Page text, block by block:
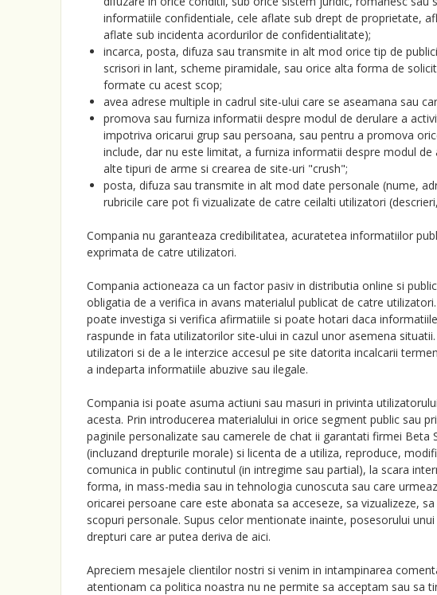
informatiile confidentiale, cele aflate sub drept de proprietate,
aflate sub incidenta acordurilor de confidentialitate);
incarca, posta, difuza sau transmite in alt mod orice tip de
scrisori in lant, scheme piramidale, sau orice alta forma de
formate cu acest scop;
avea adrese multiple in cadrul site-ului care se aseamana sau
promova sau furniza informatii despre modul de derulare a
impotriva oricarui grup sau persoana, sau pentru a promova
include, dar nu este limitat, a furniza informatii despre modul
alte tipuri de arme si crearea de site-uri "crush";
posta, difuza sau transmite in alt mod date personale (nume,
rubricile care pot fi vizualizate de catre ceilalti utilizatori
Compania nu garanteaza credibilitatea, acuratetea informatiilor
exprimata de catre utilizatori.
Compania actioneaza ca un factor pasiv in distributia online si
obligatia de a verifica in avans materialul publicat de catre
poate investiga si verifica afirmatiile si poate hotari daca
raspunde in fata utilizatorilor site-ului in cazul unor asemena
utilizatori si de a le interzice accesul pe site datorita incalcarii
a indeparta informatiile abuzive sau ilegale.
Compania isi poate asuma actiuni sau masuri in privinta
acesta. Prin introducerea materialului in orice segment public sau
paginile personalizate sau camerele de chat ii garantati firmei
(incluzand drepturile morale) si licenta de a utiliza, reproduce,
comunica in public continutul (in intregime sau partial), la scara
forma, in mass-media sau in tehnologia cunoscuta sau care
oricarei persoane care este abonata sa acceseze, sa vizualizeze,
scopuri personale. Supus celor mentionate inainte, posesorului
drepturi care ar putea deriva de aici.
Apreciem mesajele clientilor nostri si venim in intampinarea
atentionam ca politica noastra nu ne permite sa acceptam sau sa